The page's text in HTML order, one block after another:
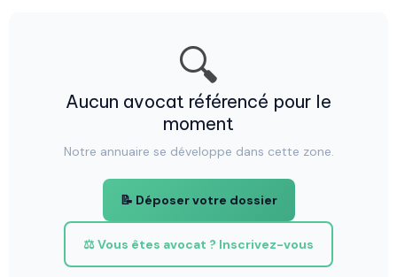
🔍
Aucun avocat référencé pour le
moment
Notre annuaire se développe dans cette zone.
📝 Déposer votre dossier
⚖️ Vous êtes avocat ? Inscrivez-vous